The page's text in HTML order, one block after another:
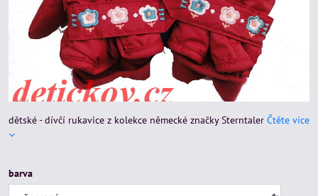
dětské - dívčí rukavice z kolekce německé značky Sterntaler Čtěte více
barva